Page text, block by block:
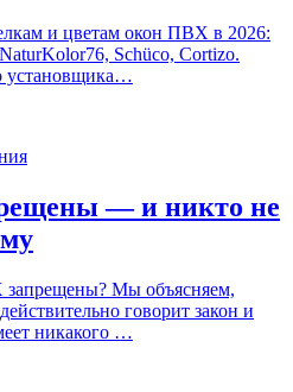
и цветам окон ПВХ в 2026:
Schüco, Cortizo.
установщика…
— и никто не
Мы объясняем,
говорит закон и
никакого …